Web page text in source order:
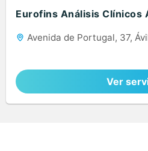
Eurofins Análisis Clínicos
Avenida de Portugal, 37,
Ver